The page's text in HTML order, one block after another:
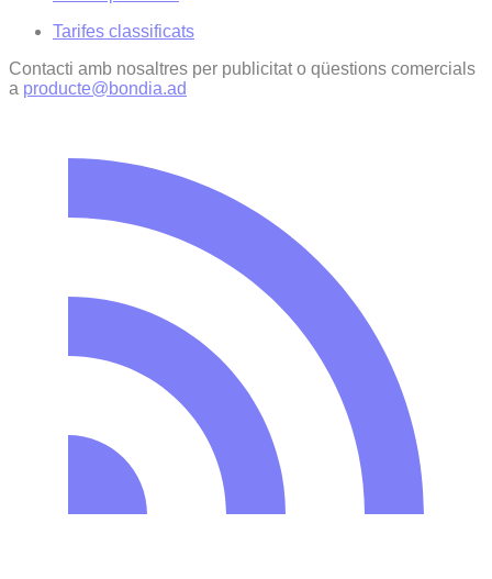
Tarifes classificats
Contacti amb nosaltres per publicitat o qüestions comercials
a producte@bondia.ad